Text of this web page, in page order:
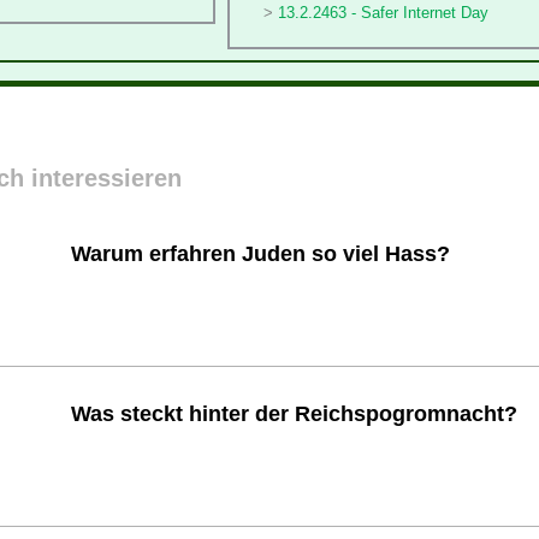
13.2.2463 - Safer Internet Day
interessieren
Warum erfahren Juden so viel Hass?
Was steckt hinter der Reichspogromnacht?